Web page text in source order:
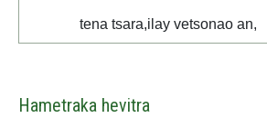
tena tsara,ilay vetsonao an,
Hametraka hevitra